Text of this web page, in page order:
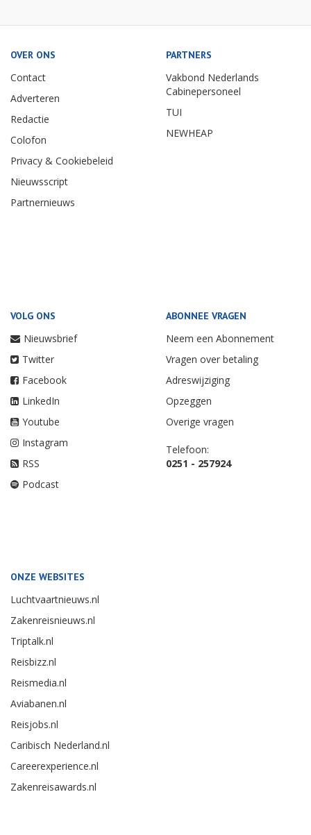
OVER ONS
Contact
Adverteren
Redactie
Colofon
Privacy & Cookiebeleid
Nieuwsscript
Partnernieuws
PARTNERS
Vakbond Nederlands
Cabinepersoneel
TUI
NEWHEAP
VOLG ONS
Nieuwsbrief
Twitter
Facebook
LinkedIn
Youtube
Instagram
RSS
Podcast
ABONNEE VRAGEN
Neem een Abonnement
Vragen over betaling
Adreswijziging
Opzeggen
Overige vragen
Telefoon:
0251 - 257924
ONZE WEBSITES
Luchtvaartnieuws.nl
Zakenreisnieuws.nl
Triptalk.nl
Reisbizz.nl
Reismedia.nl
Aviabanen.nl
Reisjobs.nl
Caribisch Nederland.nl
Careerexperience.nl
Zakenreisawards.nl